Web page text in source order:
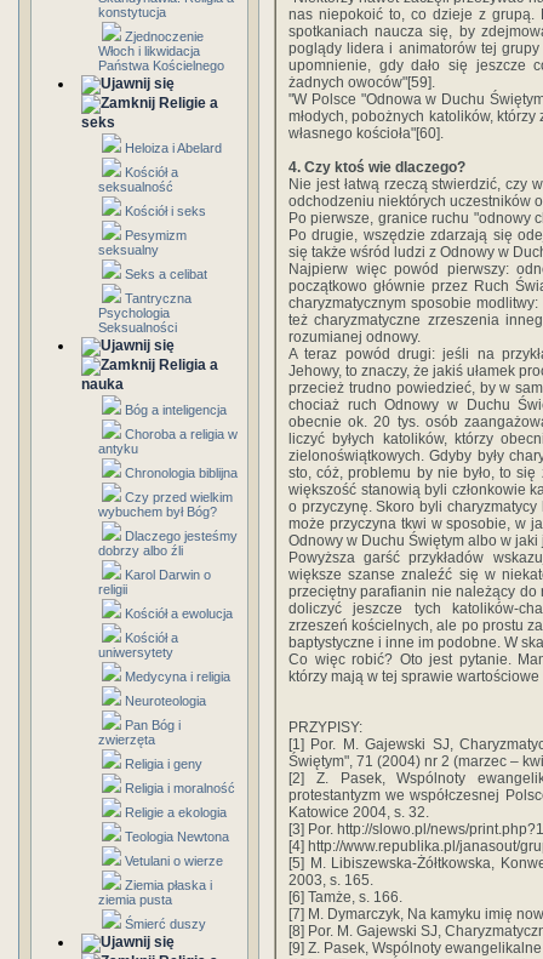
konstytucja
Zjednoczenie
Włoch i likwidacja
Państwa Kościelnego
Religie a
seks
Heloiza i Abelard
Kościół a
seksualność
Kościół i seks
Pesymizm
seksualny
Seks a celibat
Tantryczna
Psychologia
Seksualności
Religia a
nauka
Bóg a inteligencja
Choroba a religia w
antyku
Chronologia biblijna
Czy przed wielkim
wybuchem był Bóg?
Dlaczego jesteśmy
dobrzy albo źli
Karol Darwin o
religii
Kościół a ewolucja
Kościół a
uniwersytety
Medycyna i religia
Neuroteologia
Pan Bóg i
zwierzęta
Religia i geny
Religia i moralność
Religie a ekologia
Teologia Newtona
Vetulani o wierze
Ziemia płaska i
ziemia pusta
Śmierć duszy
nas niepokoić to, co dzieje z grupą.
spotkaniach naucza się, by
poglądy lidera i animatorów tej
upomnienie, gdy dało się jeszcze
żadnych owoców"[59].
"W Polsce "Odnowa w Duchu
młodych, pobożnych katolików,
własnego kościoła"[60].
4. Czy ktoś wie dlaczego?
Nie jest łatwą rzeczą stwierdzić, czy
odchodzeniu niektórych uczestników
Po pierwsze, granice ruchu "odnowy
Po drugie, wszędzie zdarzają się
się także wśród ludzi z Odnowy w
Najpierw więc powód pierwszy:
początkowo głównie przez Ruch
charyzmatycznym sposobie
też charyzmatyczne zrzeszenia
rozumianej odnowy.
A teraz powód drugi: jeśli na
Jehowy, to znaczy, że jakiś ułamek
przecież trudno powiedzieć, by w
chociaż ruch Odnowy w Duchu
obecnie ok. 20 tys. osób
liczyć byłych katolików, którzy
zielonoświątkowych. Gdyby były
sto, cóż, problemu by nie było, to
większość stanowią byli członkowie
o przyczynę. Skoro byli
może przyczyna tkwi w sposobie, w
Odnowy w Duchu Świętym albo w
Powyższa garść przykładów
większe szanse znaleźć się w
przeciętny parafianin nie należący do
doliczyć jeszcze tych katolików-
zrzeszeń kościelnych, ale po prostu
baptystyczne i inne im podobne. W
Co więc robić? Oto jest pytanie.
którzy mają w tej sprawie
PRZYPISY:
[1] Por. M. Gajewski SJ,
Świętym", 71 (2004) nr 2 (marzec –
[2] Z. Pasek, Wspólnoty
protestantyzm we współczesnej
Katowice 2004, s. 32.
[3] Por. http://slowo.pl/news/
[4] http://www.republika.pl/janasout/
[5] M. Libiszewska-Żółtkowska,
2003, s. 165.
[6] Tamże, s. 166.
[7] M. Dymarczyk, Na kamyku imię
[8] Por. M. Gajewski SJ,
[9] Z. Pasek, Wspólnoty